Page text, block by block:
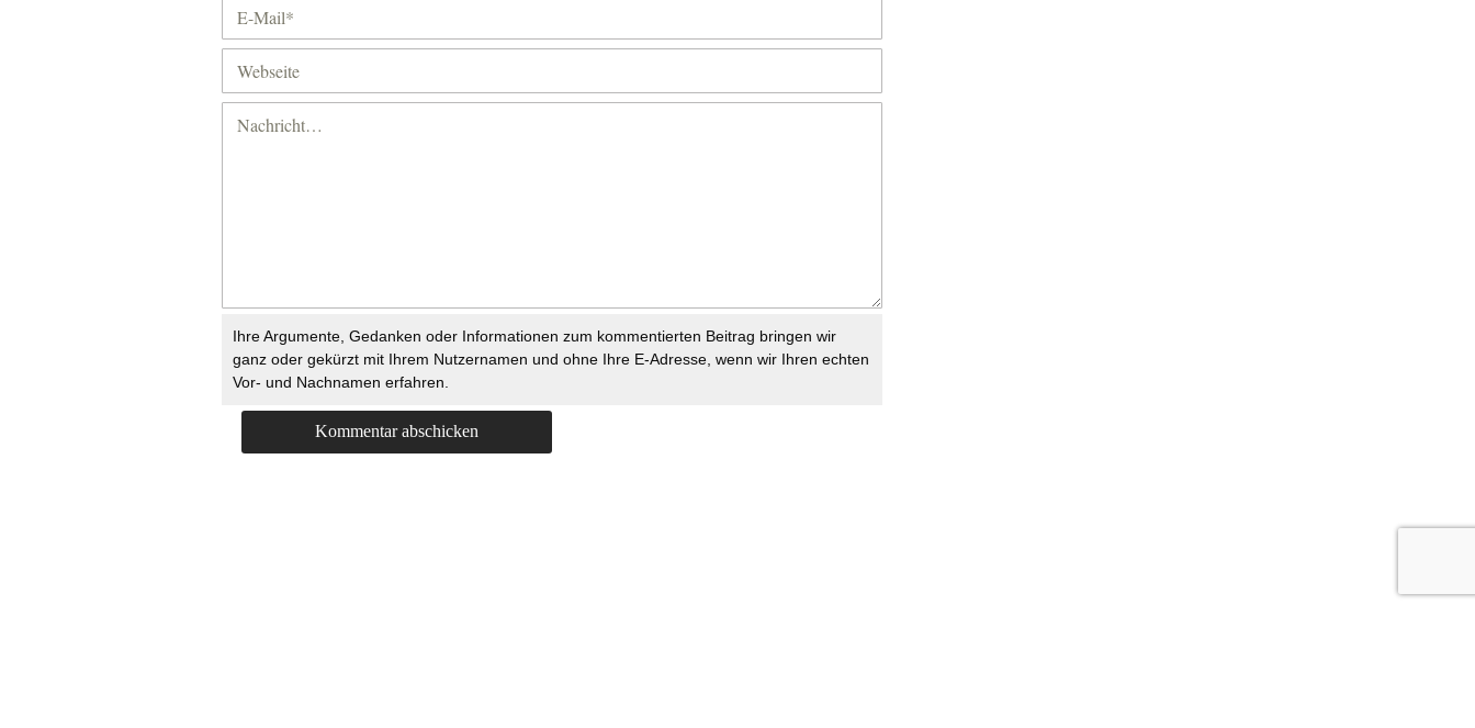
Ihre Argumente, Gedanken oder Informationen zum kommentierten Beitrag bringen wir
ganz oder gekürzt mit Ihrem Nutzernamen und ohne Ihre E-Adresse, wenn wir Ihren echten
Vor- und Nachnamen erfahren.